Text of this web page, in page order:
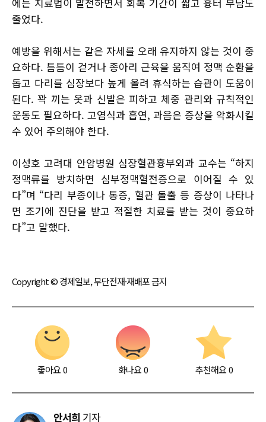
줄었다.
예방을 위해서는 같은 자세를 오래 유지하지 않는 것이 중
요하다. 틈틈이 걷거나 종아리 근육을 움직여 정맥 순환을
돕고 다리를 심장보다 높게 올려 휴식하는 습관이 도움이
된다. 꽉 끼는 옷과 신발은 피하고 체중 관리와 규칙적인
운동도 필요하다. 고염식과 흡연, 과음은 증상을 악화시킬
수 있어 주의해야 한다.
이성호 고려대 안암병원 심장혈관흉부외과 교수는 “하지
정맥류를 방치하면 심부정맥혈전증으로 이어질 수 있
다”며 “다리 부종이나 통증, 혈관 돌출 등 증상이 나타나
면 조기에 진단을 받고 적절한 치료를 받는 것이 중요하
다”고 말했다.
Copyright © 경제일보, 무단전재·재배포 금지
좋아요0 화나요0 추천해요 0
안서희 기자